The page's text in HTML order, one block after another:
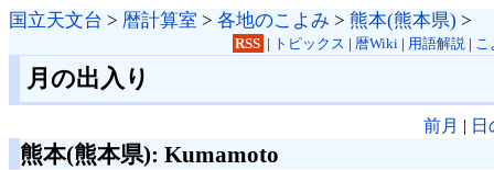
国立天文台 > 暦計算室 > 各地のこよみ > 熊本(熊本県) >
RSS | トピックス | 暦Wiki| 用語解説| こ
月の出入り
前月 |
熊本(熊本県): Kumamoto